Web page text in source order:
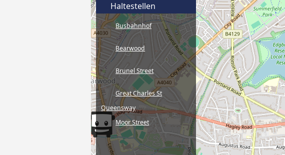
Haltestellen
Busbahnhof
Bearwood
Brunel Street
Great Charles St
Queensway
Moor Street